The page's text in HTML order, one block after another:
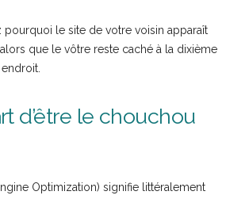
pourquoi le site de votre voisin apparaît
que le vôtre reste caché à la dixième
d’être le chouchou
Optimization) signifie littéralement